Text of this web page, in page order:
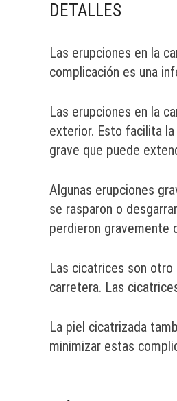
DETALLES
Las erupciones en la
complicación es una
Las erupciones en la
exterior. Esto facilita
grave que puede
Algunas erupciones
se rasparon o
perdieron gravemente
Las cicatrices son
carretera. Las
La piel cicatrizada
minimizar estas